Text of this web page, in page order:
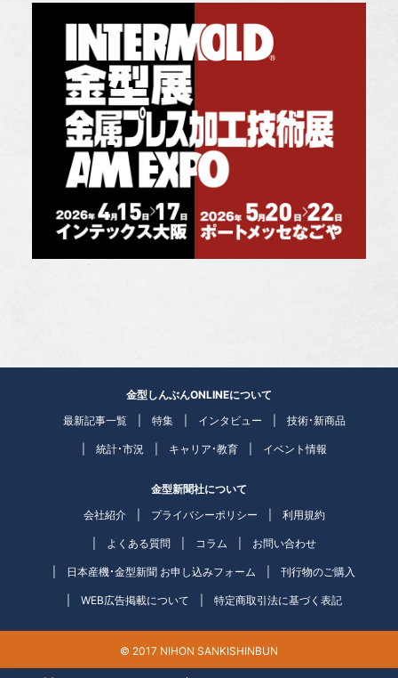
金型しんぶんONLINEについて
最新記事一覧
特集 インタビュー 技術・新商品
統計・市況 キャリア・教育 イベント情報
金型新聞社について
会社紹介
プライバシーポリシー 利用規約
よくある質問 コラム お問い合わせ
日本産機・金型新聞 お申し込みフォーム 刊行物のご購入
WEB広告掲載について 特定商取引法に基づく表記
© 2017 NIHON SANKISHINBUN